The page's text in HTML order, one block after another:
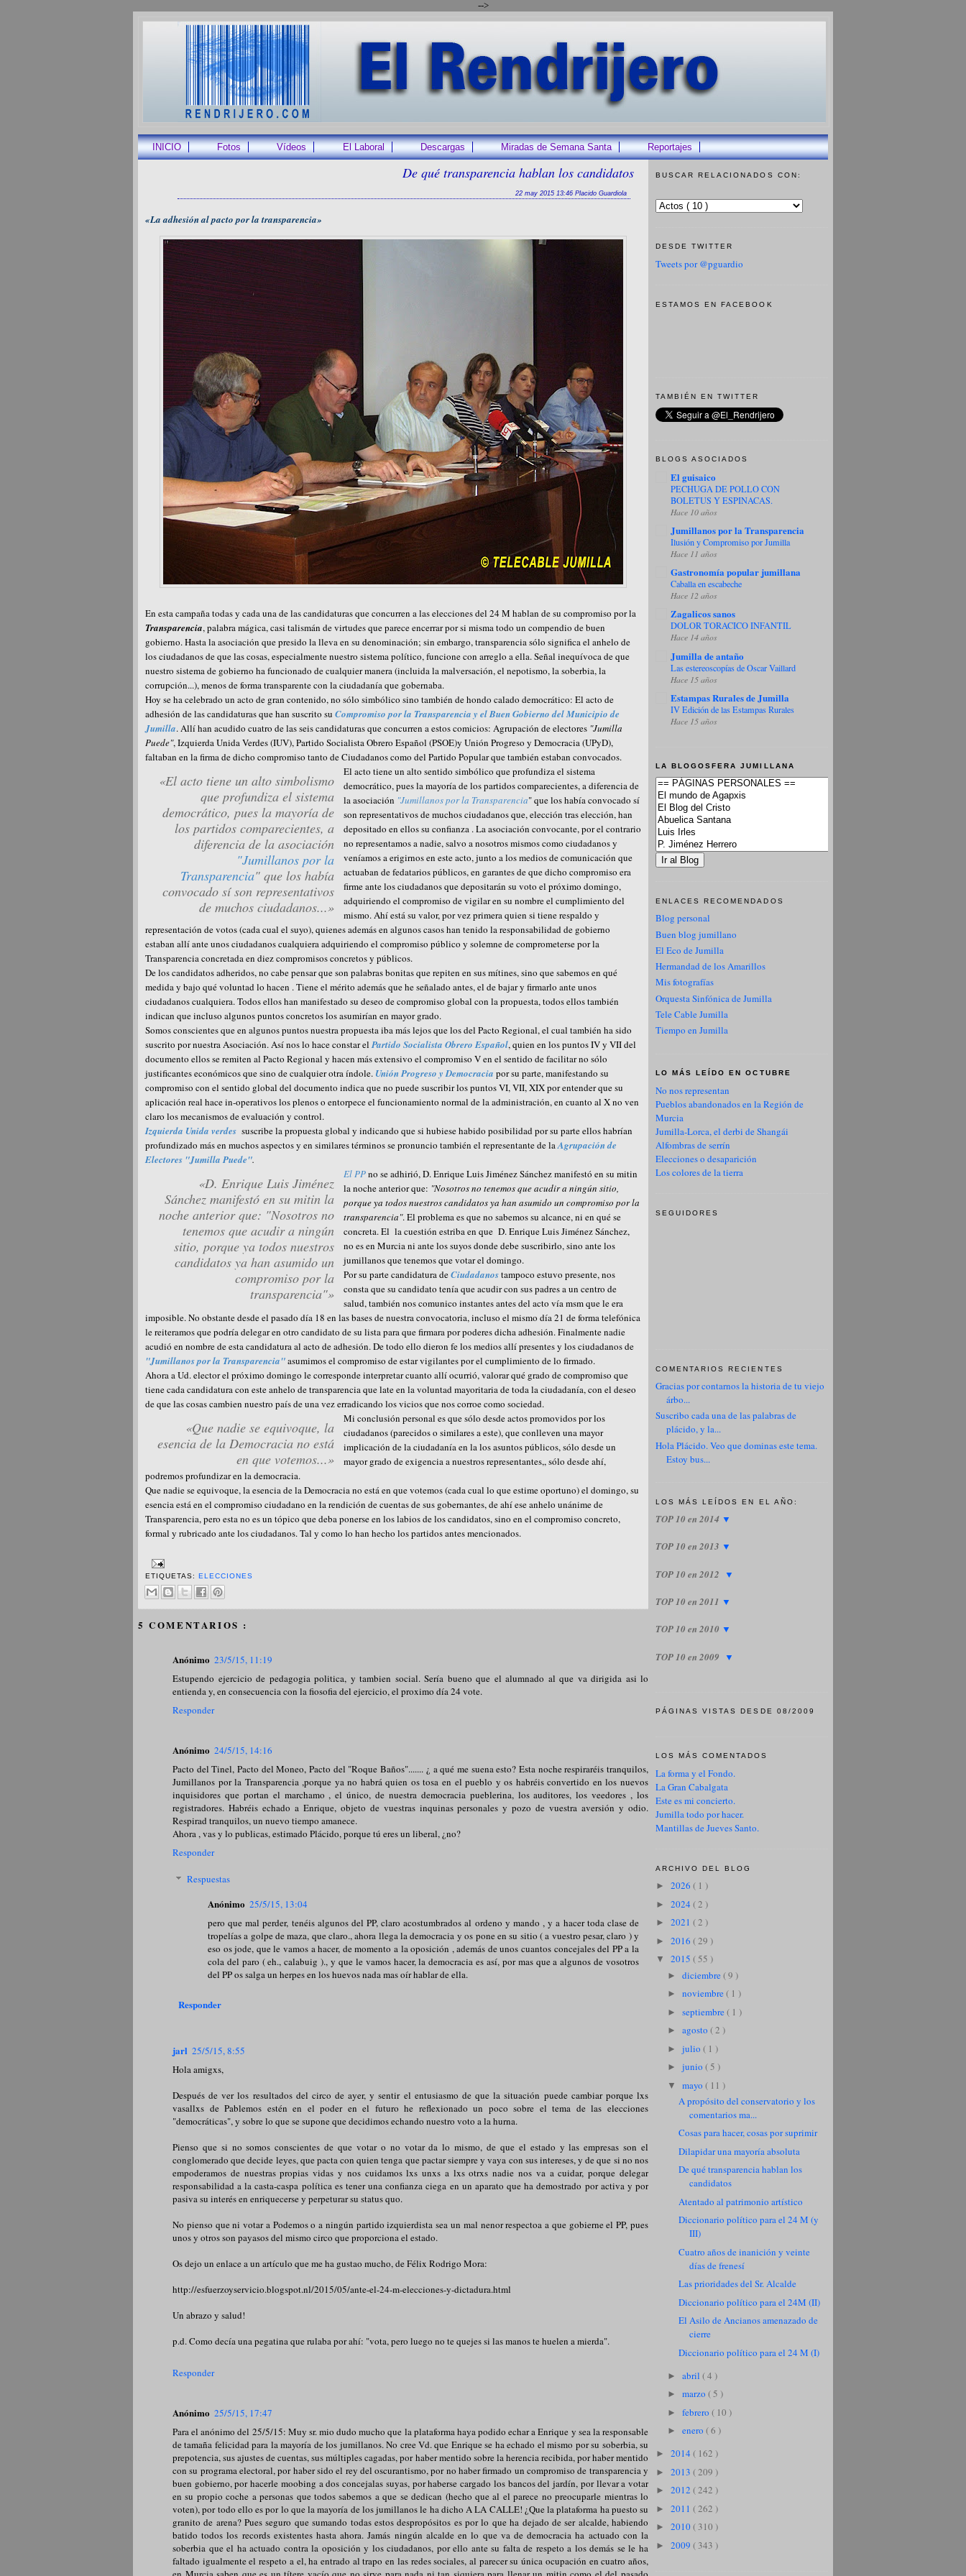
-->
INICIO Fotos Vídeos El Laboral Descargas Miradas de Semana Santa Reportajes
De qué transparencia hablan los candidatos
22 may 2015 13:46 Placido Guardiola
«La adhesión al pacto por la transparencia»
En esta campaña todas y cada una de las candidaturas que concurren a las elecciones del 24 M hablan de su compromiso por la
Transparencia, palabra mágica, casi talismán de virtudes que parece encerrar por si misma todo un compendio de buen
gobierno. Hasta la asociación que presido la lleva en su denominación; sin embargo, transparencia sólo significa el anhelo de
los ciudadanos de que las cosas, especialmente nuestro sistema político, funcione con arreglo a ella. Señal inequívoca de que
nuestro sistema de gobierno ha funcionado de cualquier manera (incluida la malversación, el nepotismo, la soberbia, la
corrupción...), menos de forma transparente con la ciudadanía que gobernaba.
Hoy se ha celebrado un acto de gran contenido, no sólo simbólico sino también de hondo calado democrático: El acto de
adhesión de las candidaturas que han suscrito su Compromiso por la Transparencia y el Buen Gobierno del Municipio de
Jumilla. Allí han acudido cuatro de las seis candidaturas que concurren a estos comicios: Agrupación de electores "Jumilla
Puede", Izquierda Unida Verdes (IUV), Partido Socialista Obrero Español (PSOE)y Unión Progreso y Democracia (UPyD),
faltaban en la firma de dicho compromiso tanto de Ciudadanos como del Partido Popular que también estaban convocados.
«El acto tiene un alto simbolismo
que profundiza el sistema
democrático, pues la mayoría de
los partidos comparecientes, a
diferencia de la asociación
"Jumillanos por la
Transparencia" que los había
convocado sí son representativos
de muchos ciudadanos...»
El acto tiene un alto sentido simbólico que profundiza el sistema
democrático, pues la mayoría de los partidos comparecientes, a diferencia de
la asociación "Jumillanos por la Transparencia" que los había convocado sí
son representativos de muchos ciudadanos que, elección tras elección, han
depositado en ellos su confianza . La asociación convocante, por el contrario
no representamos a nadie, salvo a nosotros mismos como ciudadanos y
veníamos a erigirnos en este acto, junto a los medios de comunicación que
actuaban de fedatarios públicos, en garantes de que dicho compromiso era
firme ante los ciudadanos que depositarán su voto el próximo domingo,
adquiriendo el compromiso de vigilar en su nombre el cumplimiento del
mismo. Ahí está su valor, por vez primera quien si tiene respaldo y
representación de votos (cada cual el suyo), quienes además en algunos casos han tenido la responsabilidad de gobierno
estaban allí ante unos ciudadanos cualquiera adquiriendo el compromiso público y solemne de comprometerse por la
Transparencia concretada en diez compromisos concretos y públicos.
De los candidatos adheridos, no cabe pensar que son palabras bonitas que repiten en sus mítines, sino que sabemos en qué
medida y bajo qué voluntad lo hacen . Tiene el mérito además que he señalado antes, el de bajar y firmarlo ante unos
ciudadanos cualquiera. Todos ellos han manifestado su deseo de compromiso global con la propuesta, todos ellos también
indican que incluso algunos puntos concretos los asumirían en mayor grado.
Somos conscientes que en algunos puntos nuestra propuesta iba más lejos que los del Pacto Regional, el cual también ha sido
suscrito por nuestra Asociación. Así nos lo hace constar el Partido Socialista Obrero Español, quien en los puntos IV y VII del
documento ellos se remiten al Pacto Regional y hacen más extensivo el compromiso V en el sentido de facilitar no sólo
justificantes económicos que sino de cualquier otra índole. Unión Progreso y Democracia por su parte, manifestando su
compromiso con el sentido global del documento indica que no puede suscribir los puntos VI, VII, XIX por entender que su
aplicación real hace in-operativos los plenos o entorpece el funcionamiento normal de la administración, en cuanto al X no ven
claro los mecanismos de evaluación y control.
Izquierda Unida verdes suscribe la propuesta global y indicando que si hubiese habido posibilidad por su parte ellos habrían
profundizado más en muchos aspectos y en similares términos se pronuncio también el representante de la Agrupación de
Electores "Jumilla Puede".
«D. Enrique Luis Jiménez
Sánchez manifestó en su mitin la
noche anterior que: "Nosotros no
tenemos que acudir a ningún
sitio, porque ya todos nuestros
candidatos ya han asumido un
compromiso por la
transparencia"»
El PPno se adhirió, D. Enrique Luis Jiménez Sánchez manifestó en su mitin
la noche anterior que: "Nosotros no tenemos que acudir a ningún sitio,
porque ya todos nuestros candidatos ya han asumido un compromiso por la
transparencia". El problema es que no sabemos su alcance, ni en qué se
concreta. El la cuestión estriba en que D. Enrique Luis Jiménez Sánchez,
no es en Murcia ni ante los suyos donde debe suscribirlo, sino ante los
jumillanos que tenemos que votar el domingo.
Por su parte candidatura deCiudadanostampoco estuvo presente, nos
consta que su candidato tenía que acudir con sus padres a un centro de
salud, también nos comunico instantes antes del acto vía msm que le era
imposible. No obstante desde el pasado día 18 en las bases de nuestra convocatoria, incluso el mismo día 21 de forma telefónica
le reiteramos que podría delegar en otro candidato de su lista para que firmara por poderes dicha adhesión. Finalmente nadie
acudió en nombre de esta candidatura al acto de adhesión. De todo ello dieron fe los medios allí presentes y los ciudadanos de
"Jumillanos por la Transparencia"asumimos el compromiso de estar vigilantes por el cumplimiento de lo firmado.
Ahora a Ud. elector el próximo domingo le corresponde interpretar cuanto allí ocurrió, valorar qué grado de compromiso que
tiene cada candidatura con este anhelo de transparencia que late en la voluntad mayoritaria de toda la ciudadanía, con el deseo
de que las cosas cambien nuestro país de una vez erradicando los vicios que nos corroe como sociedad.
«Que nadie se equivoque, la
esencia de la Democracia no está
en que votemos...»
Mi conclusión personal es que sólo desde actos promovidos por los
ciudadanos (parecidos o similares a este), que conlleven una mayor
implicación de la ciudadanía en la los asuntos públicos, sólo desde un
mayor grado de exigencia a nuestros representantes,, sólo desde ahí,
podremos profundizar en la democracia.
Que nadie se equivoque, la esencia de la Democracia no está en que votemos (cada cual lo que estime oportuno) el domingo, su
esencia está en el compromiso ciudadano en la rendición de cuentas de sus gobernantes, de ahí ese anhelo unánime de
Transparencia, pero esta no es un tópico que deba ponerse en los labios de los candidatos, sino en el compromiso concreto,
formal y rubricado ante los ciudadanos. Tal y como lo han hecho los partidos antes mencionados.
ETIQUETAS:ELECCIONES
5 COMENTARIOS :
Anónimo 23/5/15, 11:19
Estupendo ejercicio de pedagogia politica, y tambien social. Sería bueno que el alumnado al que va dirigida asi lo
entienda y, en consecuencia con la fiosofia del ejercicio, el proximo día 24 vote.
Responder
Anónimo 24/5/15, 14:16
Pacto del Tinel, Pacto del Moneo, Pacto del "Roque Baños"....... ¿ a qué me suena esto? Esta noche respiraréis tranquilos,
Jumillanos por la Transparencia ,porque ya no habrá quien os tosa en el pueblo y os habréis convertido en los nuevos
inquisidores que portan el marchamo , el único, de nuestra democracia pueblerina, los auditores, los veedores , los
registradores. Habréis echado a Enrique, objeto de vuestras inquinas personales y pozo de vuestra aversión y odio.
Respirad tranquilos, un nuevo tiempo amanece.
Ahora , vas y lo publicas, estimado Plácido, porque tú eres un liberal, ¿no?
Responder
Respuestas
Anónimo 25/5/15, 13:04
pero que mal perder, tenéis algunos del PP, claro acostumbrados al ordeno y mando , y a hacer toda clase de
tropelías a golpe de maza, que claro., ahora llega la democracia y os pone en su sitio ( a vuestro pesar, claro ) y
eso os jode, que le vamos a hacer, de momento a la oposición , además de unos cuantos concejales del PP a la
cola del paro ( eh., calabuig )., y que le vamos hacer, la democracia es así, por mas que a algunos de vosotros
del PP os salga un herpes en los huevos nada mas oír hablar de ella.
Responder
jarl 25/5/15, 8:55
Hola amigxs,
Después de ver los resultados del circo de ayer, y sentir el entusiasmo de que la situación puede cambiar porque lxs
vasallxs de Pablemos estén en el poder en el futuro he reflexionado un poco sobre el tema de las elecciones
"democráticas", y sobre lo que se supone que decidimos echando nuestro voto a la hurna.
Pienso que si no somos conscientes de que votar o no votar da lo mismo, de que el estado y las empresas son el
conglomerado que decide leyes, que pacta con quien tenga que pactar siempre y vaya con sus intereses, y de que si no nos
empoderamos de nuestras propias vidas y nos cuidamos lxs unxs a lxs otrxs nadie nos va a cuidar, porque delegar
responsabilidad a la casta-caspa política es tener una confianza ciega en un aparato que ha demostrado por activa y por
pasiva su interés en enriquecerse y perpeturar su status quo.
No pienso que ni votar a Podemos o a ningún partido izquierdista sea un mal nenor respectoa a que gobierne el PP, pues
unos y otros son payasos del mismo circo que proporciona el estado.
Os dejo un enlace a un artículo que me ha gustao mucho, de Félix Rodrigo Mora:
http://esfuerzoyservicio.blogspot.nl/2015/05/ante-el-24-m-elecciones-y-dictadura.html
Un abrazo y salud!
p.d. Como decía una pegatina que rulaba por ahí: "vota, pero luego no te quejes si las manos te huelen a mierda".
Responder
Anónimo 25/5/15, 17:47
Para el anónimo del 25/5/15: Muy sr. mio dudo mucho que la plataforma haya podido echar a Enrique y sea la responsable
de tamaña felicidad para la mayoría de los jumillanos. No cree Vd. que Enrique se ha echado el mismo por su soberbia, su
prepotencia, sus ajustes de cuentas, sus múltiples cagadas, por haber mentido sobre la herencia recibida, por haber mentido
con su programa electoral, por haber sido el rey del oscurantismo, por no haber firmado un compromiso de transparencia y
buen gobierno, por hacerle moobing a dos concejalas suyas, por haberse cargado los bancos del jardín, por llevar a votar
en su propio coche a personas que todos sabemos a que se dedican (hecho que al el parece no preocuparle mientras lo
voten), por todo ello es por lo que la mayoría de los jumillanos le ha dicho A LA CALLE! ¿Que la plataforma ha puesto su
granito de arena? Pues seguro que sumando todas estos despropósitos es por lo que ha dejado de ser alcalde, habiendo
batido todos los records existentes hasta ahora. Jamás ningún alcalde en lo que va de democracia ha actuado con la
soberbia que el ha actuado contra la oposición y los ciudadanos, por ello ante su falta de respeto a los demás se le ha
faltado igualmente el respeto a el, ha entrado al trapo en las redes sociales, al parecer su única ocupación en cuatro años,
BUSCAR RELACIONADOS CON:
DESDE TWITTER
Tweets por @pguardio
ESTAMOS EN FACEBOOK
TAMBIÉN EN TWITTER
BLOGS ASOCIADOS
El guisaico
PECHUGA DE POLLO CON
BOLETUS Y ESPINACAS.
Hace 10 años
Jumillanos por la Transparencia
Ilusión y Compromiso por Jumilla
Hace 11 años
Gastronomía popular jumillana
Caballa en escabeche
Hace 12 años
Zagalicos sanos
DOLOR TORACICO INFANTIL
Hace 14 años
Jumilla de antaño
Las estereoscopías de Oscar Vaillard
Hace 15 años
Estampas Rurales de Jumilla
IV Edición de las Estampas Rurales
Hace 15 años
LA BLOGOSFERA JUMILLANA
ENLACES RECOMENDADOS
Blog personal
Buen blog jumillano
El Eco de Jumilla
Hermandad de los Amarillos
Mis fotografías
Orquesta Sinfónica de Jumilla
Tele Cable Jumilla
Tiempo en Jumilla
LO MÁS LEÍDO EN OCTUBRE
No nos representan
Pueblos abandonados en la Región de
Murcia
Jumilla-Lorca, el derbi de Shangái
Alfombras de serrín
Elecciones o desaparición
Los colores de la tierra
SEGUIDORES
COMENTARIOS RECIENTES
Gracias por contarnos la historia de tu viejo
árbo...
Suscribo cada una de las palabras de
plácido, y la...
Hola Plácido. Veo que dominas este tema.
Estoy bus...
LOS MÁS LEÍDOS EN EL AÑO:
TOP 10 en 2014 ▼
TOP 10 en 2013 ▼
TOP 10 en 2012 ▼
TOP 10 en 2011 ▼
TOP 10 en 2010 ▼
TOP 10 en 2009 ▼
PÁGINAS VISTAS DESDE 08/2009
LOS MÁS COMENTADOS
La forma y el Fondo.
La Gran Cabalgata
Este es mi concierto.
Jumilla todo por hacer.
Mantillas de Jueves Santo.
ARCHIVO DEL BLOG
► 2026 ( 1 )
► 2024 ( 2 )
► 2021 ( 2 )
► 2016 ( 29 )
▼ 2015 ( 55 )
► diciembre( 9 )
► noviembre( 1 )
► septiembre( 1 )
► agosto ( 2 )
► julio ( 1 )
► junio ( 5 )
▼ mayo ( 11 )
A propósito del conservatorio y los
comentarios ma...
Cosas para hacer, cosas por suprimir
Dilapidar una mayoría absoluta
De qué transparencia hablan los
candidatos
Atentado al patrimonio artístico
Diccionario político para el 24 M (y
III)
Cuatro años de inanición y veinte
días de frenesí
Las prioridades del Sr. Alcalde
Diccionario político para el 24M (II)
El Asilo de Ancianos amenazado de
cierre
Diccionario político para el 24 M (I)
► abril ( 4 )
► marzo ( 5 )
► febrero ( 10 )
► enero ( 6 )
► 2014 ( 162 )
► 2013 ( 209 )
► 2012 ( 242 )
► 2011 ( 262 )
► 2010( 310 )
► 2009 ( 343 )